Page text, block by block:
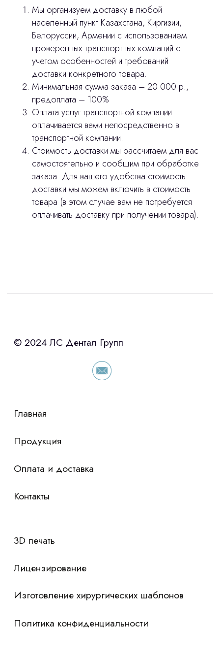
Мы организуем доставку в любой
населенный пункт Казахстана, Киргизии,
Белоруссии, Армении с использованием
проверенных транспортных компаний с
учетом особенностей и требований
доставки конкретного товара.
Минимальная сумма заказа – 20 000 р.,
предоплата – 100%
Оплата услуг транспортной компании
оплачивается вами непосредственно в
транспортной компании.
Стоимость доставки мы рассчитаем для вас
самостоятельно и сообщим при обработке
заказа. Для вашего удобства стоимость
доставки мы можем включить в стоимость
товара (в этом случае вам не потребуется
оплачивать доставку при получении товара).
Интересует лизинг?
«Уралпромлизинг» подберем выгодные
условия по лизингу оборудования,
просто оставьте контакты чтобы мы
сориентировали по условиям
Лицензирование
Изготовление хирургических шаблонов
Политика конфиденциальности
Контакты